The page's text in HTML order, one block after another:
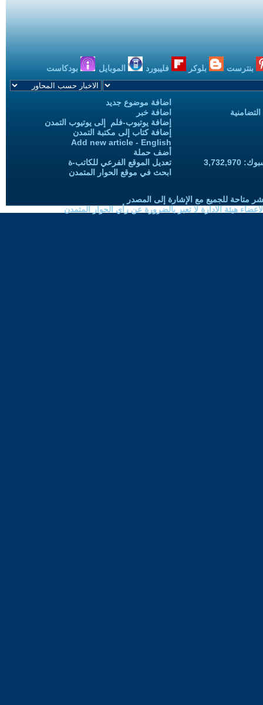
بنترست بلوكر فليبورد الموبايل بودكاست
اضافة موضوع جديد
اضافة خبر
إضافة يوتيوب-فلم إلى يوتيوب التمدن
إضافة كتاب إلى مكتبة التمدن
Add new article - English
أضف حملة
تعديل الموقع الفرعي للكاتب-ة
ابحث في موقع الحوار المتمدن
متاحة للجميع مع الإشارة إلى المصدر
هيئة الادارة لا تعبر بالضرورة عن رأي الحوار المتمدن